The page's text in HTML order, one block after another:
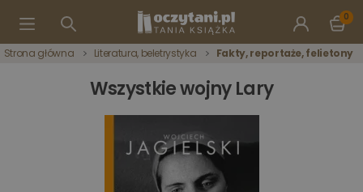
0
Strona główna Literatura, beletrystyka Fakty, reportaże, felietony
Wszystkie wojny Lary